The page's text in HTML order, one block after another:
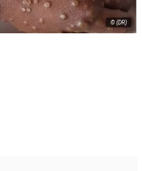
© (DR)